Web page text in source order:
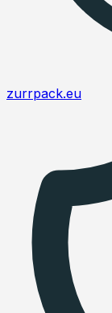
zurrpack.eu